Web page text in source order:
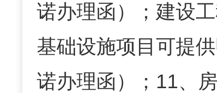
诺办理函）；建设
基础设施项目可提
诺办理函）； 11、